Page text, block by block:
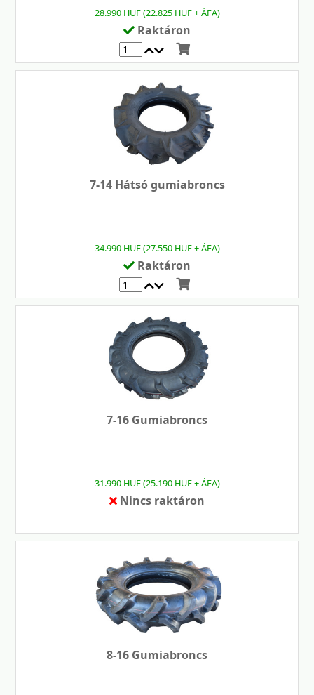
28.990 HUF (22.825 HUF + ÁFA)
Raktáron
7-14 Hátsó gumiabroncs
34.990 HUF (27.550 HUF + ÁFA)
Raktáron
7-16 Gumiabroncs
31.990 HUF (25.190 HUF + ÁFA)
Nincs raktáron
8-16 Gumiabroncs